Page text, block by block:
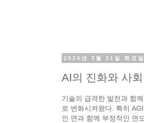
2026년 3월 31일 화요일
AI의 진화와 사
기술의 급격한 발전과 함
로 변화시켜왔다. 특히
인 면과 함께 부정적인 면